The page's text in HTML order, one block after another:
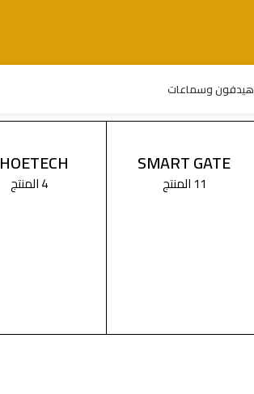
هيدفون وسماعات
SMART GATE
11 المنتج 4 المنتج